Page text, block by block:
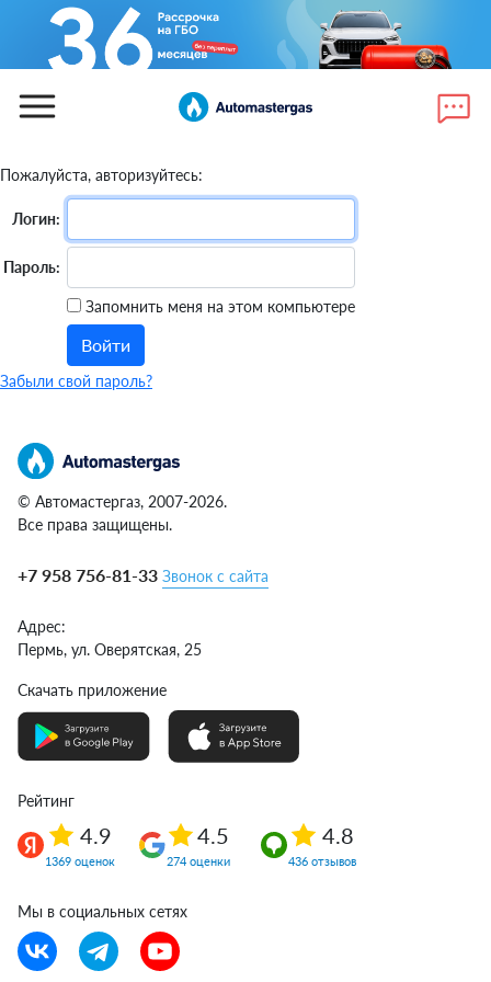
Пожалуйста, авторизуйтесь:
Логин:
Пароль:
Запомнить меня на этом компьютере
Забыли свой пароль?
© Автомастергаз, 2007-2026.
Все права защищены.
+7 958 756-81-33 Звонок с сайта
Адрес:
Пермь, ул. Оверятская, 25
Скачать приложение
Рейтинг
4.9
1369 оценок
4.5
274 оценки
4.8
436 отзывов
Мы в социальных сетях